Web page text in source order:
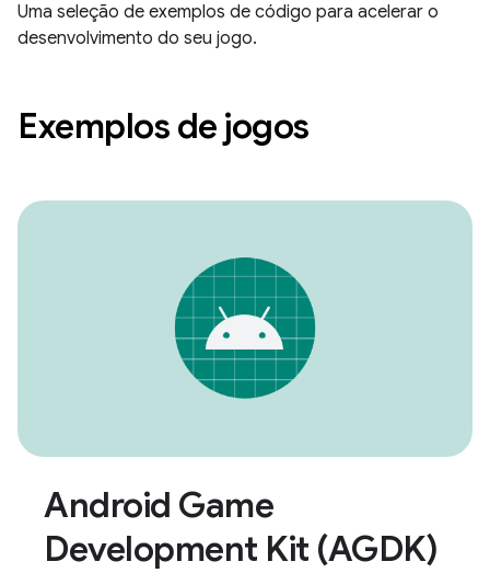
Uma seleção de exemplos de código para acelerar o
desenvolvimento do seu jogo.
Exemplos de jogos
Android Game
Development Kit (AGDK)